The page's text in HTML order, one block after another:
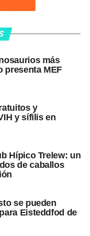
más
presenta MEF
y
y sífilis en
Hípico Trelew: un
de caballos
se pueden
Eisteddfod de